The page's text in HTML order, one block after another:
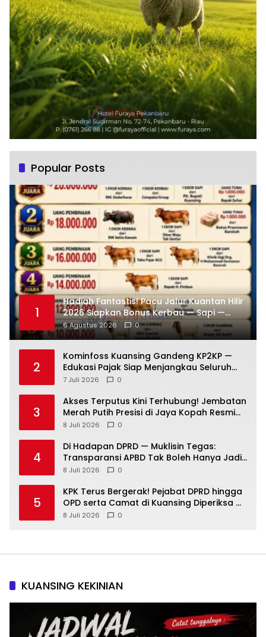
Popular Posts
1
Hadiah Fantastis! Pacu Jalur Kuantan Hilir
2026 Siapkan Bonus Kerbau — Sapi —
Kambing dan Puluhan Juta Rupiah
6 Agustus 2026 0
2
Kominfoss Kuansing Gandeng KP2KP —
Edukasi Pajak Siap Menjangkau Seluruh
Masyarakat
7 Juli 2026 0
3
Akses Terputus Kini Terhubung! Jembatan
Merah Putih Presisi di Jaya Kopah Resmi
Berdiri — Polri Buktikan Pembangunan Tak
8 Juli 2026 0
4
Di Hadapan DPRD — Muklisin Tegas:
Transparansi APBD Tak Boleh Hanya Jadi
Slogan!
8 Juli 2026 0
5
KPK Terus Bergerak! Pejabat DPRD hingga
OPD serta Camat di Kuansing Diperiksa —
Suasana Kian Memanas!
8 Juli 2026 0
KUANSING KEKINIAN